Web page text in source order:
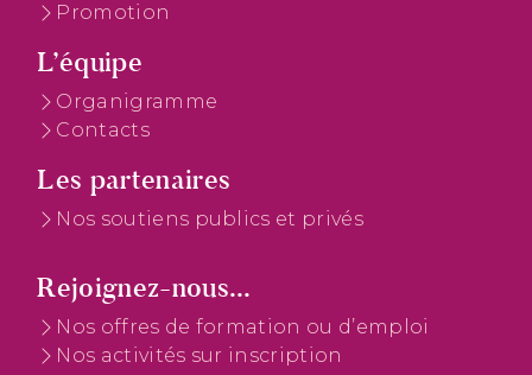
Promotion
L’équipe
Organigramme
Contacts
Les partenaires
Nos soutiens publics et privés
Rejoignez-nous...
Nos offres de formation ou d’emploi
Nos activités sur inscription